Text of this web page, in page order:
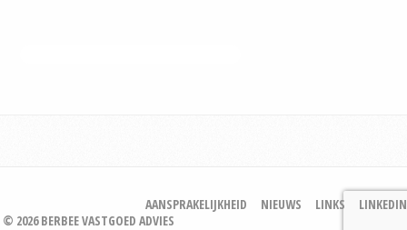
AANSPRAKELIJKHEID NIEUWS LINKS
LINKEDIN
© 2026 BERBEE VASTGOED ADVIES